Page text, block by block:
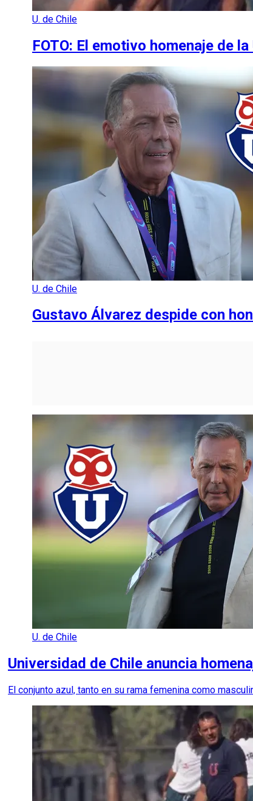
U. de Chile
FOTO: El emotivo homenaje de
U. de Chile
Gustavo Álvarez despide con
U. de Chile
Universidad de Chile anuncia
El conjunto azul, tanto en su rama femenina como